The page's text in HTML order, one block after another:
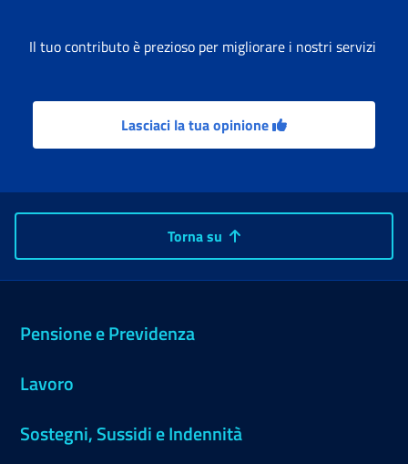
Il tuo contributo è prezioso per migliorare i nostri servizi
Lasciaci la tua opinione
Torna su
Pensione e Previdenza
Lavoro
Sostegni, Sussidi e Indennità